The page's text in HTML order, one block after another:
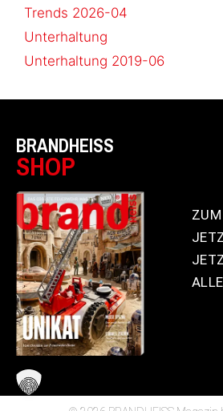
Trends 2026-04
Unterhaltung
Unterhaltung 2019-06
BRANDHEISS
SHOP